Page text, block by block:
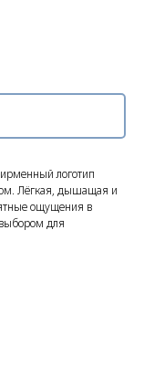
логотип
Лёгкая, дышащая и
ощущения в
для